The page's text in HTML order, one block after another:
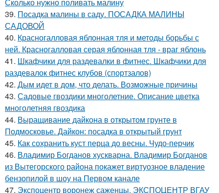
Сколько нужно поливать малину
39. Посадка малины в саду. ПОСАДКА МАЛИНЫ
САДОВОЙ
40. Красногалловая яблонная тля и методы борьбы с
ней. Красногалловая серая яблонная тля - враг яблонь
41. Шкафчики для раздевалки в фитнес. Шкафчики для
раздевалок фитнес клубов (спортзалов)
42. Дым идет в дом, что делать. Возможные причины
43. Садовые гвоздики многолетние. Описание цветка
многолетняя гвоздика
44. Выращивание дайкона в открытом грунте в
Подмосковье. Дайкон: посадка в открытый грунт
45. Как сохранить куст перца до весны. Чудо-перчик
46. Владимир Богданов хускварна. Владимир Богданов
из Вытегорского района покажет виртуозное владение
бензопилой в шоу на Первом канале
47. Экспоцентр воронеж саженцы. ЭКСПОЦЕНТР ВГАУ